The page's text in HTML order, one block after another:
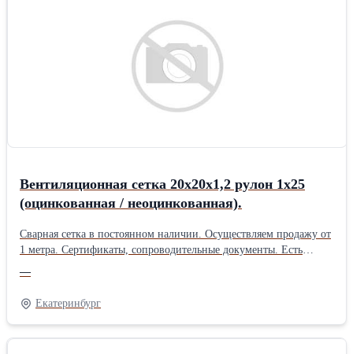
Вентиляционная сетка 20х20х1,2 рулон 1х25
(оцинкованная / неоцинкованная).
Сварная сетка в постоянном наличии. Осуществляем продажу от
1 метра. Сертификаты, сопроводительные документы. Есть
Получить более полную информацию Вы можете на нашем сайте
http://pt096.ru или отправив свой заказ на почту zakaz@pt096.ru
—
Екатеринбург